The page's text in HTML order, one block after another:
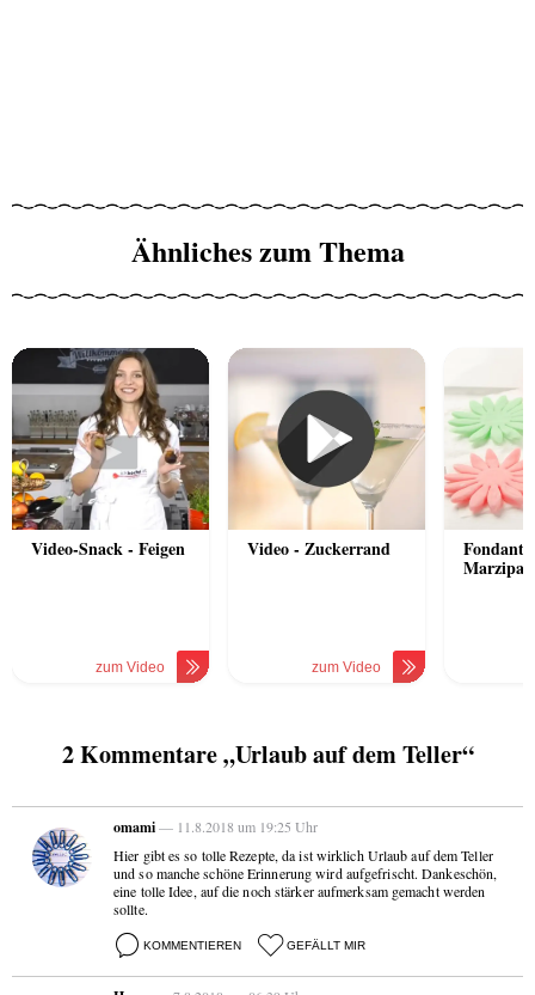
Ähnliches zum Thema
Video-Snack - Feigen
zum Video
Video - Zuckerrand
zum Video
Fondant
2 Kommentare „Urlaub auf dem Teller“
omami— 11.8.2018 um 19:25 Uhr
Hier gibt es so tolle Rezepte, da ist wirklich Urlaub auf dem Teller
und so manche schöne Erinnerung wird aufgefrischt. Dankeschön,
eine tolle Idee, auf die noch stärker aufmerksam gemacht werden
sollte.
KOMMENTIEREN GEFÄLLT MIR